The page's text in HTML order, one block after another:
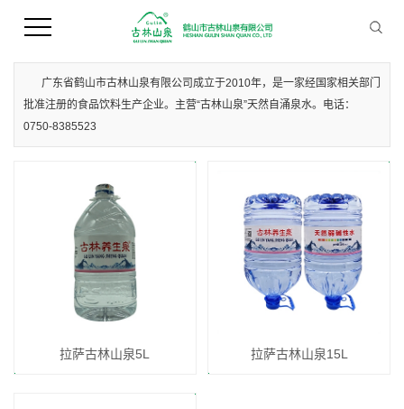
您当前的位置 ： 首 页>>产品中心>>拉萨桶装水
广东省鹤山市古林山泉有限公司成立于2010年，是一家经国家相关部门
批准注册的食品饮料生产企业。主营“古林山泉”天然自涌泉水。电话：
0750-8385523
拉萨古林山泉5L 拉萨古林山泉15L